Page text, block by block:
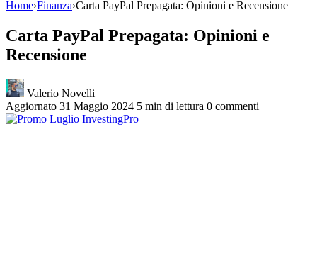
Home›Finanza›Carta PayPal Prepagata: Opinioni e Recensione
Carta PayPal Prepagata: Opinioni e
Recensione
Valerio Novelli
Aggiornato 31 Maggio 2024 5 min di lettura 0 commenti